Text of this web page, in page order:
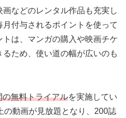
などのレンタル作品も充実し
付与されるポイントを使って
は、マンガの購入や映画チケ
ため、使い道の幅が広いのも
の無料トライアルを実施してい
の動画が見放題となり、200誌